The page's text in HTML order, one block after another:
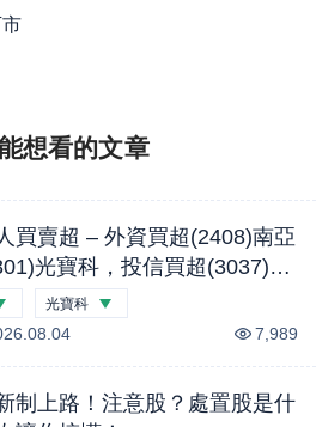
市
想看的文章
買賣超 – 外資買超(2408)南亞
光寶科，投信買超(3037)欣
聯發科，法人合計買超1.1
光寶科
7,989
制上路！注意股？處置股是什